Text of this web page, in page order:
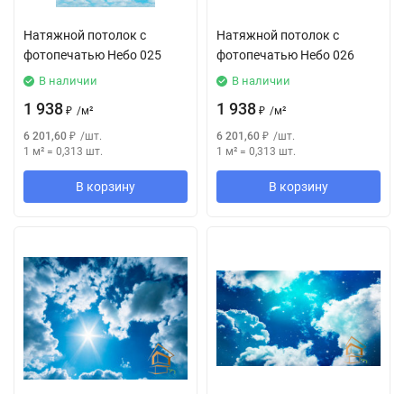
Натяжной потолок с
фотопечатью Небо 025
В наличии
1 938 ₽ /м²
6 201,60 ₽ /шт.
1 м² = 0,313 шт.
В корзину
Натяжной потолок с
фотопечатью Небо 026
В наличии
1 938 ₽ /м²
6 201,60 ₽ /шт.
1 м² = 0,313 шт.
В корзину